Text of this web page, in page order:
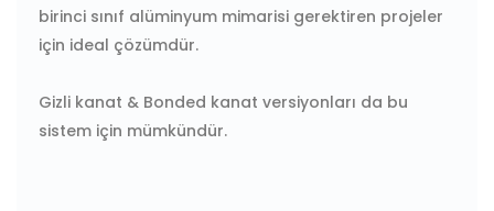
birinci sınıf alüminyum mimarisi gerektiren projeler
için ideal çözümdür.
Gizli kanat & Bonded kanat versiyonları da bu
sistem için mümkündür.